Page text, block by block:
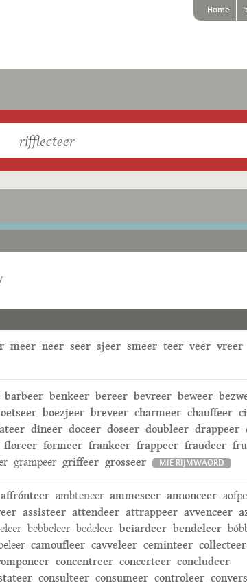
Home
meer neer seer sjeer smeer teer veer vreer
barbeer benkeer bereer bevreer beweer
boezjeer breveer charmeer chauffeer
dineer doceer doseer doubleer drappeer
floreer formeer frankeer frappeer fraudeer
grampeer griffeer grosseer MIE RIJMWÄÖRD
affrónteer ambteneer ammeseer annonceer
assisteer attendeer attrappeer avvenceer
bebbeleer bedeleer beiardeer bendeleer
camoufleer cavveleer ceminteer collecteer
concentreer concerteer concludeer
consulteer consumeer controleer